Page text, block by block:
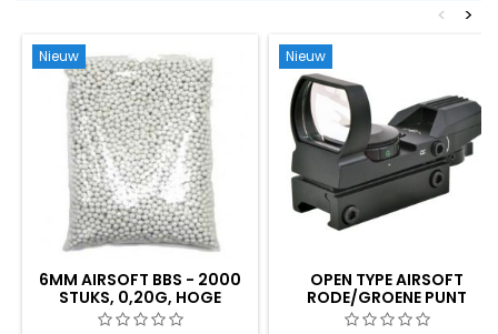
>
<
Nieuw
6MM AIRSOFT BBS - 2000
STUKS, 0,20G, HOGE
KWALITEIT
Nieuw
OPEN TYPE AIRSOFT
RODE/GROENE PUNT
RICHTVIZIER